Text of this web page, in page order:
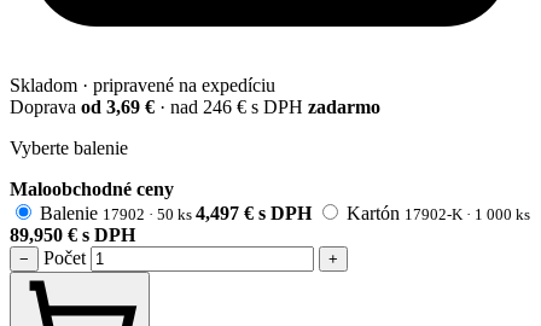
Skladom · pripravené na expedíciu
Doprava od 3,69 € · nad 246 € s DPH zadarmo
Vyberte balenie
Maloobchodné ceny
Balenie 17902 · 50 ks 4,497 € s DPH Kartón 17902-K · 1 000 ks
89,950 € s DPH
− Počet +